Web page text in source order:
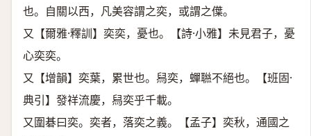
也。自關以西，凡美容謂之奕，或謂之僷。
又【爾雅·釋訓】奕奕，憂也。【詩·小雅】未見君子，憂
心奕奕。
又【增韻】奕葉，累世也。舄奕，蟬聮不絕也。【班固·
典引】發祥流慶，舄奕乎千載。
又圍碁曰奕。奕者，落奕之義。【孟子】奕秋，通國之